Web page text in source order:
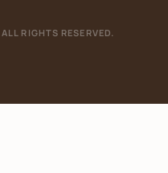
RIGHTS RESERVED.